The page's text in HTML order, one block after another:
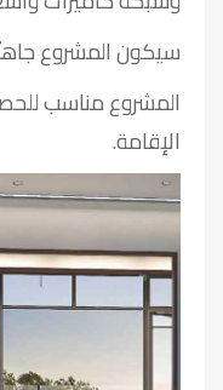
سيكون المشروع
المشروع مناسب
الإقامة.